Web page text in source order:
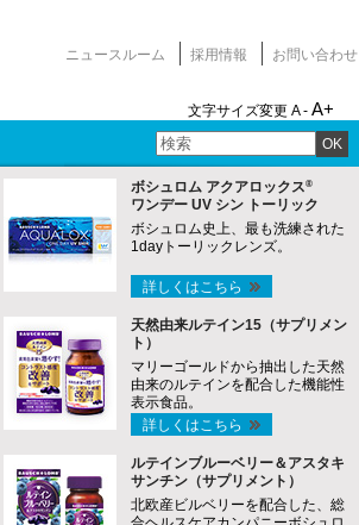
ニュースルーム 採用情報 お問い合わせ
文字サイズ変更 A - A+
OK
ボシュロム アクアロックス®
ワンデー UV シン トーリック
ボシュロム史上、最も洗練された
1dayトーリックレンズ。
詳しくはこちら
天然由来ルテイン15（サプリメン
ト）
マリーゴールドから抽出した天然
由来のルテインを配合した機能性
表示食品。
詳しくはこちら
ルテインブルーベリー＆アスタキ
サンチン（サプリメント）
北欧産ビルベリーを配合した、総